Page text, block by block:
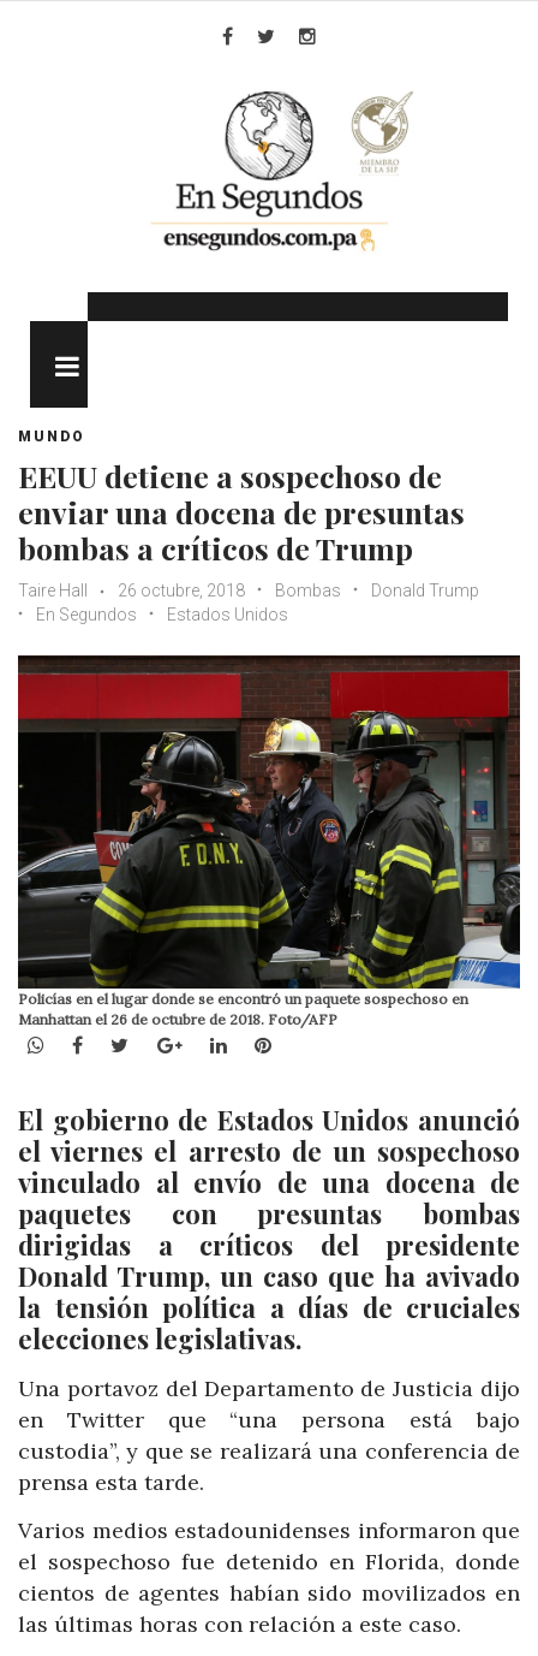
MUNDO
EEUU detiene a sospechoso de
enviar una docena de presuntas
bombas a críticos de Trump
Taire Hall 26 octubre, 2018 Bombas
Donald Trump
En Segundos
Estados Unidos
Policías en el lugar donde se encontró un paquete sospechoso en
Manhattan el 26 de octubre de 2018. Foto/AFP
WhatsApp
Facebook
TwitterGoogle+LinkedInPinterest
El gobierno de Estados Unidos anunció
el viernes el arresto de un sospechoso
vinculado al envío de una docena de
paquetes con presuntas bombas
dirigidas a críticos del presidente
Donald Trump, un caso que ha avivado
la tensión política a días de cruciales
elecciones legislativas.
Una portavoz del Departamento de Justicia dijo
en Twitter que “una persona está bajo
custodia”, y que se realizará una conferencia de
prensa esta tarde.
Varios medios estadounidenses informaron que
el sospechoso fue detenido en Florida, donde
cientos de agentes habían sido movilizados en
las últimas horas con relación a este caso.